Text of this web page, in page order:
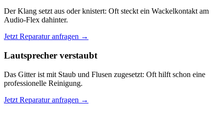
Der Klang setzt aus oder knistert: Oft steckt ein Wackelkontakt am
Audio-Flex dahinter.
Jetzt Reparatur anfragen →
Lautsprecher verstaubt
Das Gitter ist mit Staub und Flusen zugesetzt: Oft hilft schon eine
professionelle Reinigung.
Jetzt Reparatur anfragen →